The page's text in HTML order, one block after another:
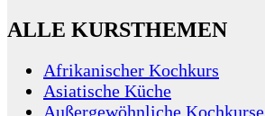
ALLE KURSTHEMEN
Afrikanischer Kochkurs
Asiatische Küche
Außergewöhnliche Kochkurse